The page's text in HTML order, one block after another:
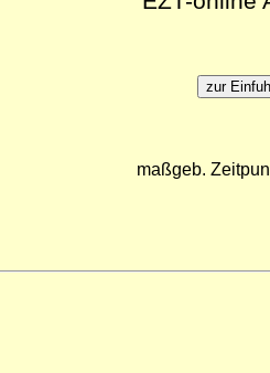
maßgeb.